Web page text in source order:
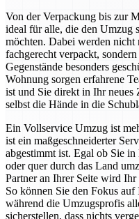
Von der Verpackung bis zur
ideal für alle, die den Umzug
möchten. Dabei werden
fachgerecht verpackt,
Gegenstände besonders
Wohnung sorgen erfahrene
ist und Sie direkt in Ihr neues
selbst die Hände in die
Ein Vollservice Umzug ist
ist ein maßgeschneiderter
abgestimmt ist. Egal ob Sie
oder quer durch das Land
Partner an Ihrer Seite wird
So können Sie den Fokus auf
während die Umzugsprofis
sicherstellen, dass nichts